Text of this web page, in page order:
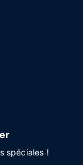
spéciales !